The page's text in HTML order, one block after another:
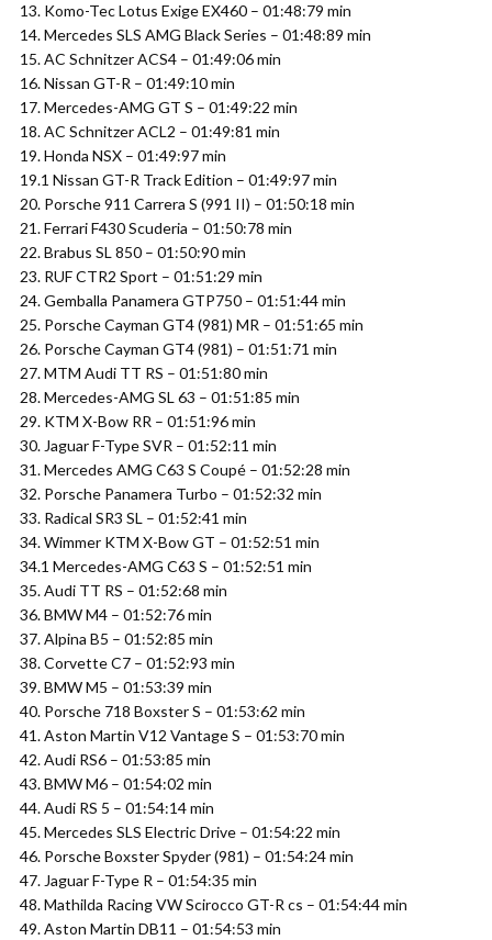
13. Komo-Tec Lotus Exige EX460 – 01:48:79 min
14. Mercedes SLS AMG Black Series – 01:48:89 min
15. AC Schnitzer ACS4 – 01:49:06 min
16. Nissan GT-R – 01:49:10 min
17. Mercedes-AMG GT S – 01:49:22 min
18. AC Schnitzer ACL2 – 01:49:81 min
19. Honda NSX – 01:49:97 min
19.1 Nissan GT-R Track Edition – 01:49:97 min
20. Porsche 911 Carrera S (991 II) – 01:50:18 min
21. Ferrari F430 Scuderia – 01:50:78 min
22. Brabus SL 850 – 01:50:90 min
23. RUF CTR2 Sport – 01:51:29 min
24. Gemballa Panamera GTP750 – 01:51:44 min
25. Porsche Cayman GT4 (981) MR – 01:51:65 min
26. Porsche Cayman GT4 (981) – 01:51:71 min
27. MTM Audi TT RS – 01:51:80 min
28. Mercedes-AMG SL 63 – 01:51:85 min
29. KTM X-Bow RR – 01:51:96 min
30. Jaguar F-Type SVR – 01:52:11 min
31. Mercedes AMG C63 S Coupé – 01:52:28 min
32. Porsche Panamera Turbo – 01:52:32 min
33. Radical SR3 SL – 01:52:41 min
34. Wimmer KTM X-Bow GT – 01:52:51 min
34.1 Mercedes-AMG C63 S – 01:52:51 min
35. Audi TT RS – 01:52:68 min
36. BMW M4 – 01:52:76 min
37. Alpina B5 – 01:52:85 min
38. Corvette C7 – 01:52:93 min
39. BMW M5 – 01:53:39 min
40. Porsche 718 Boxster S – 01:53:62 min
41. Aston Martin V12 Vantage S – 01:53:70 min
42. Audi RS6 – 01:53:85 min
43. BMW M6 – 01:54:02 min
44. Audi RS 5 – 01:54:14 min
45. Mercedes SLS Electric Drive – 01:54:22 min
46. Porsche Boxster Spyder (981) – 01:54:24 min
47. Jaguar F-Type R – 01:54:35 min
48. Mathilda Racing VW Scirocco GT-R cs – 01:54:44 min
49. Aston Martin DB11 – 01:54:53 min